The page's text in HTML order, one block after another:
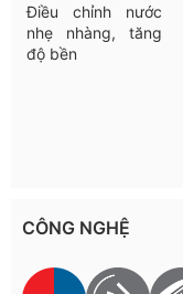
Điều chỉnh
nước
nhẹ
nhàng, tăng
độ bền
CÔNG NGHỆ